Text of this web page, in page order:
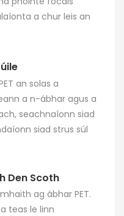
a chur leis an
an solas a
a n-ábhar agus a
seachnaíonn siad
siad strus súl
Den Scoth
ag ábhar PET.
teas le linn